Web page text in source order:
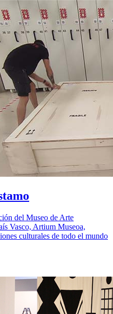
del Museo de Arte
Vasco, Artium Museoa,
culturales de todo el mundo